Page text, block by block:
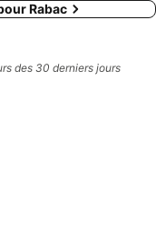
Rabac
des 30 derniers jours